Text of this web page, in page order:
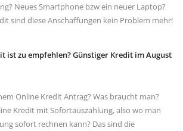
Neues Smartphone bzw ein neuer Laptop?
sind diese Anschaffungen kein Problem mehr!
ist zu empfehlen? Günstiger Kredit im August
Online Kredit Antrag? Was braucht man?
Kredit mit Sofortauszahlung, also wo man
sofort rechnen kann? Das sind die